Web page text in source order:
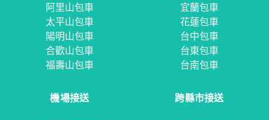
阿里山包車
太平山包車
陽明山包車
合歡山包車
福壽山包車
宜蘭包車
花蓮包車
台中包車
台東包車
台南包車
機場接送 跨縣市接送